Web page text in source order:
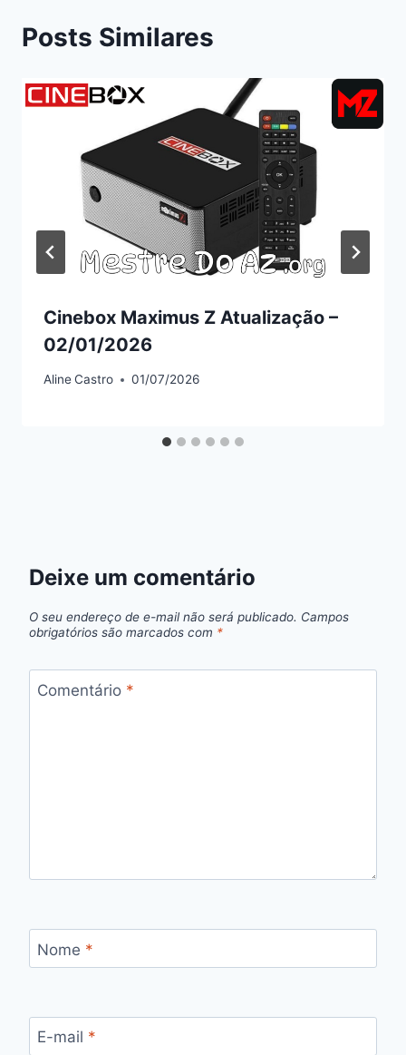
Posts Similares
Cinebox Maximus Z Atualização –
02/01/2026
AlineCastro 01/07/2026
Deixe um comentário
O seu endereço de e-mail não será publicado. Campos
obrigatórios são marcados com *
Comentário *
Nome *
E-mail *